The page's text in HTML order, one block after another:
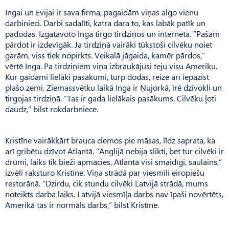
Ingai un Evijai ir sava firma, pagaidām viņas algo vienu
darbinieci. Darbi sadalīti, katra dara to, kas labāk patīk un
padodas. Izgatavoto Inga tirgo tirdziņos un internetā. “Pašām
pārdot ir izdevīgāk. Ja tirdziņā vairāki tūkstoši cilvēku noiet
garām, viss tiek nopirkts. Veikalā jāgaida, kamēr pārdos,”
vērtē Inga. Pa tirdziņiem viņa izbraukājusi teju visu Ameriku.
Kur gaidāmi lielāki pasākumi, turp dodas, reizē arī iepazīst
plašo zemi. Ziemassvētku laikā Inga ir Ņujorkā, īrē dzīvokli un
tirgojas tirdziņā. “Tas ir gada lielākais pasākums. Cilvēku ļoti
daudz,” bilst rokdarbniece.
Kristīne vairākkārt brauca ciemos pie māsas, līdz saprata, ka
arī gribētu dzīvot Atlantā. “Anglijā nebija slikti, bet tur cilvēki ir
drūmi, laiks tik bieži apmācies, Atlantā visi smaidīgi, saulains,”
izvēli raksturo Kristīne. Viņa strādā par viesmīli eiropiešu
restorānā. “Dzirdu, cik stundu cilvēki Latvijā strādā, mums
noteikts darba laiks. Latvijā viesmīļa darbs nav īpaši novērtēts,
Amerikā tas ir normāls darbs,” bilst Kristīne.